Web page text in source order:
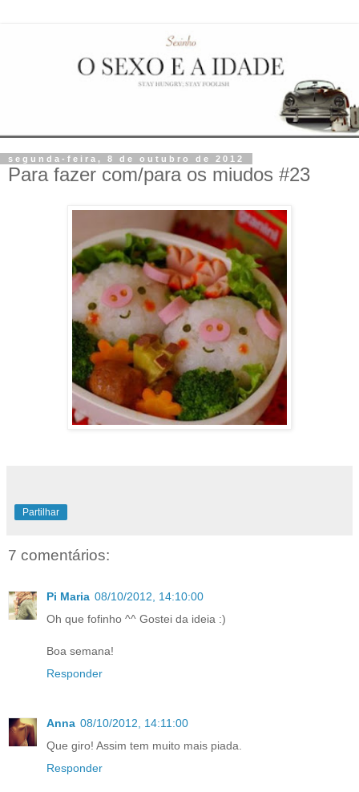
segunda-feira, 8 de outubro de 2012
Para fazer com/para os miudos #23
Partilhar
7 comentários:
Pi Maria 08/10/2012, 14:10:00
Oh que fofinho ^^ Gostei da ideia :)
Boa semana!
Responder
Anna 08/10/2012, 14:11:00
Que giro! Assim tem muito mais piada.
Responder